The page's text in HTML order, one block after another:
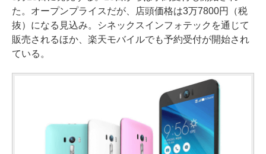
た。オープンプライスだが、店頭価格は3万7800円（税
抜）になる見込み。シネックスインフォテックを通じて
販売されるほか、楽天モバイルでも予約受付が開始され
ている。